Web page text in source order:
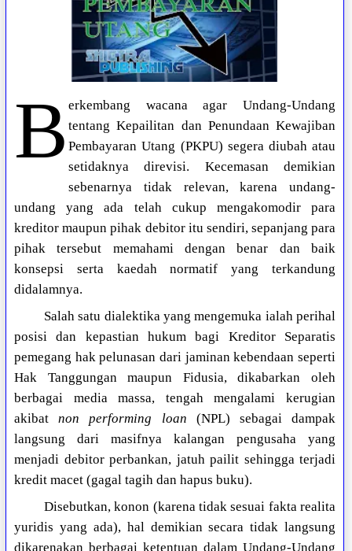
Berkembang wacana agar Undang-Undang
tentang Kepailitan dan Penundaan Kewajiban
Pembayaran Utang (PKPU) segera diubah atau
setidaknya direvisi. Kecemasan demikian
sebenarnya tidak relevan, karena undang-
undang yang ada telah cukup mengakomodir para
kreditor maupun pihak debitor itu sendiri, sepanjang para
pihak tersebut memahami dengan benar dan baik
konsepsi serta kaedah normatif yang terkandung
didalamnya.
Salah satu dialektika yang mengemuka ialah perihal
posisi dan kepastian hukum bagi Kreditor Separatis
pemegang hak pelunasan dari jaminan kebendaan seperti
Hak Tanggungan maupun Fidusia, dikabarkan oleh
berbagai media massa, tengah mengalami kerugian
akibatnon performing loan (NPL) sebagai dampak
langsung dari masifnya kalangan pengusaha yang
menjadi debitor perbankan, jatuh pailit sehingga terjadi
kredit macet (gagal tagih dan hapus buku).
Disebutkan, konon (karena tidak sesuai fakta realita
yuridis yang ada), hal demikian secara tidak langsung
dikarenakan berbagai ketentuan dalam Undang-Undang